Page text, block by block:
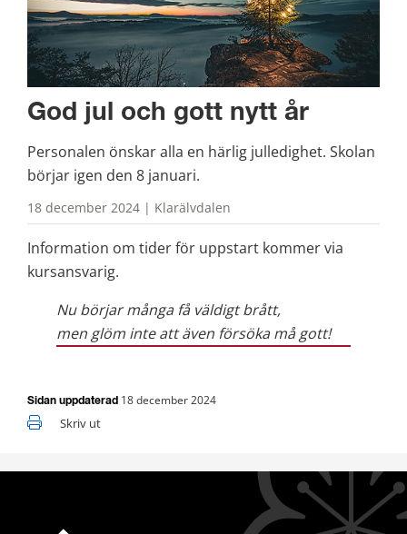
God jul och gott nytt år
Personalen önskar alla en härlig julledighet. Skolan
börjar igen den 8 januari.
18 december 2024 | Klarälvdalen
Information om tider för uppstart kommer via
kursansvarig.
Nu börjar många få väldigt brått,
men glöm inte att även försöka må gott!
Sidan uppdaterad 18 december 2024
Skriv ut